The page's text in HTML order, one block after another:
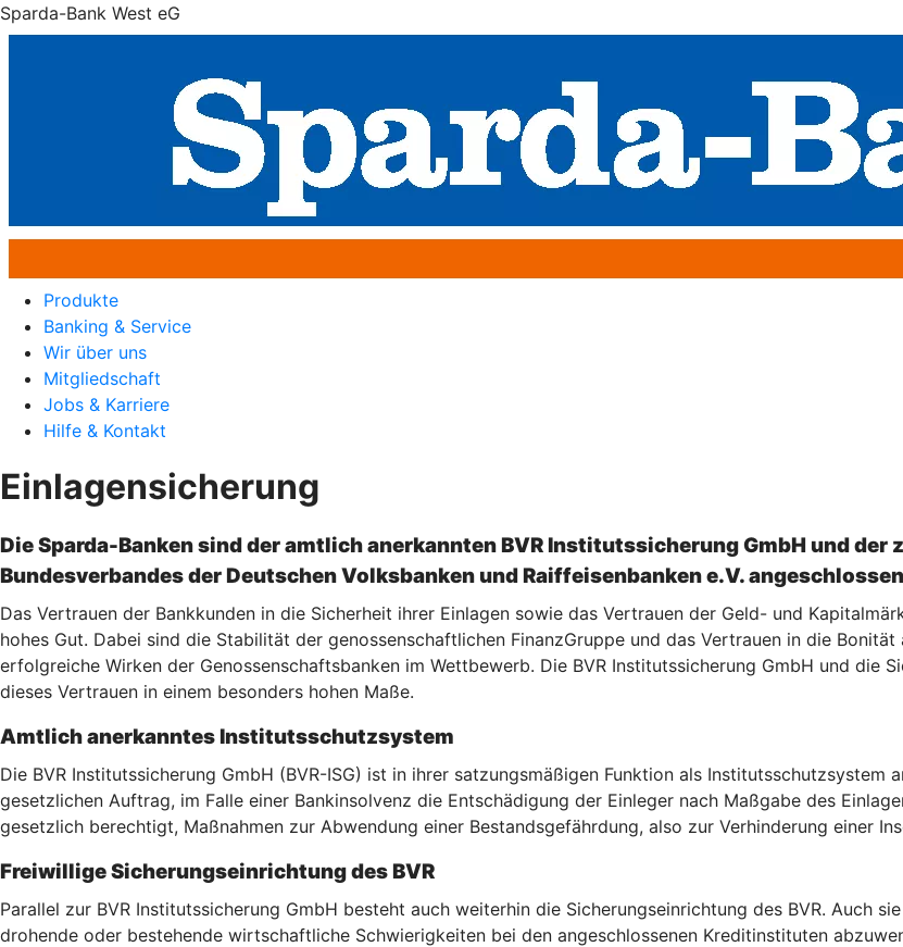
Sparda-Bank West eG
Produkte
Banking & Service
Wir über uns
Mitgliedschaft
Jobs & Karriere
Hilfe & Kontakt
Einlagensicherung
Die Sparda-Banken sind der amtlich anerkannten BVR Institutssicherung GmbH und
Bundesverbandes der Deutschen Volksbanken und Raiffeisenbanken e.V.
Das Vertrauen der Bankkunden in die Sicherheit ihrer Einlagen sowie das Vertrauen der Geld- und
hohes Gut. Dabei sind die Stabilität der genossenschaftlichen FinanzGruppe und das Vertrauen in die
erfolgreiche Wirken der Genossenschaftsbanken im Wettbewerb. Die BVR Institutssicherung GmbH und die
dieses Vertrauen in einem besonders hohen Maße.
Amtlich anerkanntes Institutsschutzsystem
Die BVR Institutssicherung GmbH (BVR-ISG) ist in ihrer satzungsmäßigen Funktion als
gesetzlichen Auftrag, im Falle einer Bankinsolvenz die Entschädigung der Einleger nach Maßgabe des
gesetzlich berechtigt, Maßnahmen zur Abwendung einer Bestandsgefährdung, also zur Verhinderung einer
Freiwillige Sicherungseinrichtung des BVR
Parallel zur BVR Institutssicherung GmbH besteht auch weiterhin die Sicherungseinrichtung des BVR. Auch
drohende oder bestehende wirtschaftliche Schwierigkeiten bei den angeschlossenen Kreditinstituten